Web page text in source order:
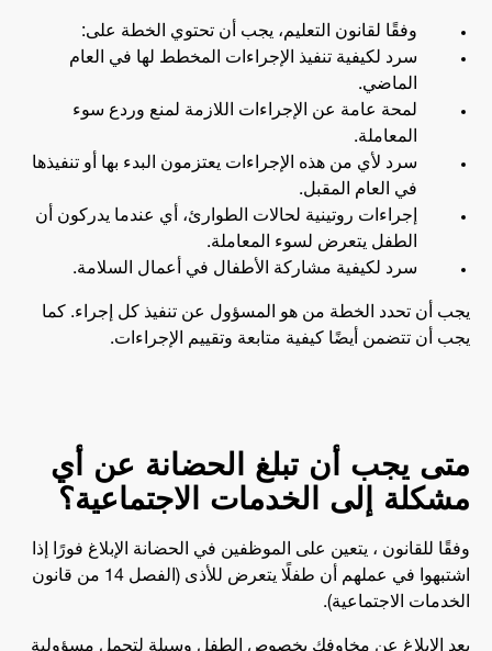
وفقًا لقانون التعليم، يجب أن تحتوي الخطة على:
سرد لكيفية تنفيذ الإجراءات المخطط لها في العام
الماضي.
لمحة عامة عن الإجراءات اللازمة لمنع وردع سوء
المعاملة.
سرد لأي من هذه الإجراءات يعتزمون البدء بها أو تنفيذها
في العام المقبل.
إجراءات روتينية لحالات الطوارئ، أي عندما يدركون أن
الطفل يتعرض لسوء المعاملة.
سرد لكيفية مشاركة الأطفال في أعمال السلامة.
يجب أن تحدد الخطة من هو المسؤول عن تنفيذ كل إجراء. كما
يجب أن تتضمن أيضًا كيفية متابعة وتقييم الإجراءات.
متى يجب أن تبلغ الحضانة عن أي
مشكلة إلى الخدمات الاجتماعية؟
وفقًا للقانون ، يتعين على الموظفين في الحضانة الإبلاغ فورًا إذا
اشتبهوا في عملهم أن طفلًا يتعرض للأذى (الفصل 14 من قانون
الخدمات الاجتماعية).